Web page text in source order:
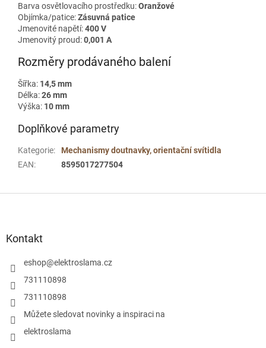
Barva osvětlovacího prostředku:Oranžové
Objímka/patice:Zásuvná patice
Jmenovité napětí:400 V
Jmenovitý proud:0,001 A
Rozměry prodávaného balení
Šířka: 14,5 mm
Délka:26 mm
Výška: 10 mm
Doplňkové parametry
Kategorie:
Mechanismy doutnavky, orientační svítidla
EAN: 8595017277504
Kontakt
eshop@elektroslama.cz
731110898
731110898
Můžete sledovat novinky a inspiraci na
elektroslama